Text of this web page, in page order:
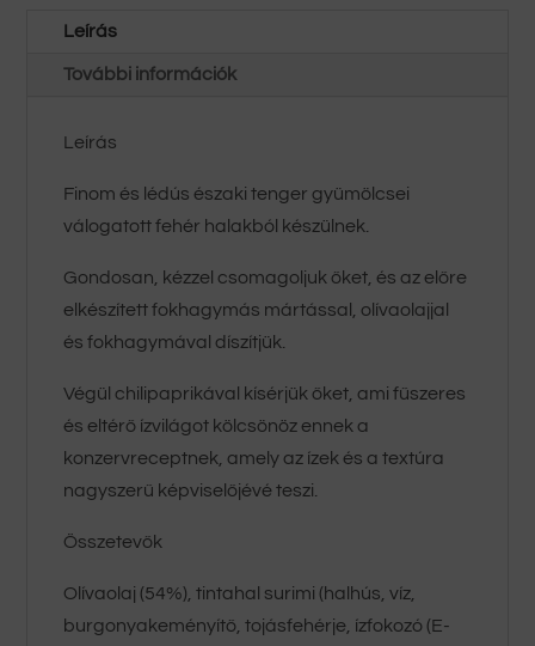
Leírás
További információk
Leírás
Finom és lédús északi tenger gyümölcsei
válogatott fehér halakból készülnek.
Gondosan, kézzel csomagoljuk őket, és az előre
elkészített fokhagymás mártással, olívaolajjal
és fokhagymával díszítjük.
Végül chilipaprikával kísérjük őket, ami fűszeres
és eltérő ízvilágot kölcsönöz ennek a
konzervreceptnek, amely az ízek és a textúra
nagyszerű képviselőjévé teszi.
Összetevők
Olívaolaj (54%), tintahal surimi (halhús, víz,
burgonyakeményítő, tojásfehérje, ízfokozó (E-